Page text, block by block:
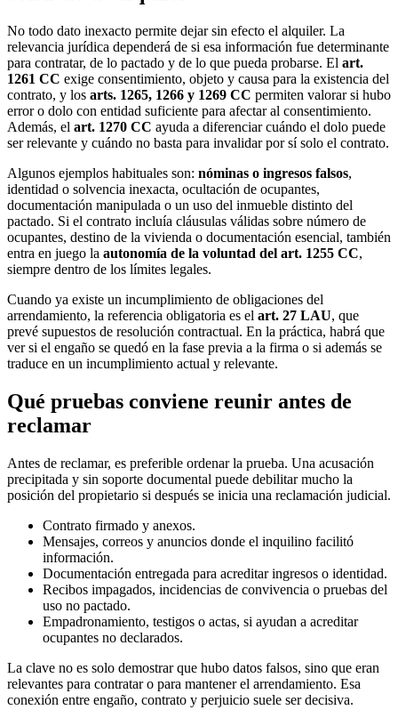
No todo dato inexacto permite dejar sin efecto el alquiler. La
relevancia jurídica dependerá de si esa información fue determinante
para contratar, de lo pactado y de lo que pueda probarse. El art.
1261 CC exige consentimiento, objeto y causa para la existencia del
contrato, y los arts. 1265, 1266 y 1269 CC permiten valorar si hubo
error o dolo con entidad suficiente para afectar al consentimiento.
Además, el art. 1270 CC ayuda a diferenciar cuándo el dolo puede
ser relevante y cuándo no basta para invalidar por sí solo el contrato.
Algunos ejemplos habituales son: nóminas o ingresos falsos,
identidad o solvencia inexacta, ocultación de ocupantes,
documentación manipulada o un uso del inmueble distinto del
pactado. Si el contrato incluía cláusulas válidas sobre número de
ocupantes, destino de la vivienda o documentación esencial, también
entra en juego la autonomía de la voluntad del art. 1255 CC,
siempre dentro de los límites legales.
Cuando ya existe un incumplimiento de obligaciones del
arrendamiento, la referencia obligatoria es el art. 27 LAU, que
prevé supuestos de resolución contractual. En la práctica, habrá que
ver si el engaño se quedó en la fase previa a la firma o si además se
traduce en un incumplimiento actual y relevante.
Qué pruebas conviene reunir antes de
reclamar
Antes de reclamar, es preferible ordenar la prueba. Una acusación
precipitada y sin soporte documental puede debilitar mucho la
posición del propietario si después se inicia una reclamación judicial.
Contrato firmado y anexos.
Mensajes, correos y anuncios donde el inquilino facilitó
información.
Documentación entregada para acreditar ingresos o identidad.
Recibos impagados, incidencias de convivencia o pruebas del
uso no pactado.
Empadronamiento, testigos o actas, si ayudan a acreditar
ocupantes no declarados.
La clave no es solo demostrar que hubo datos falsos, sino que eran
relevantes para contratar o para mantener el arrendamiento. Esa
conexión entre engaño, contrato y perjuicio suele ser decisiva.